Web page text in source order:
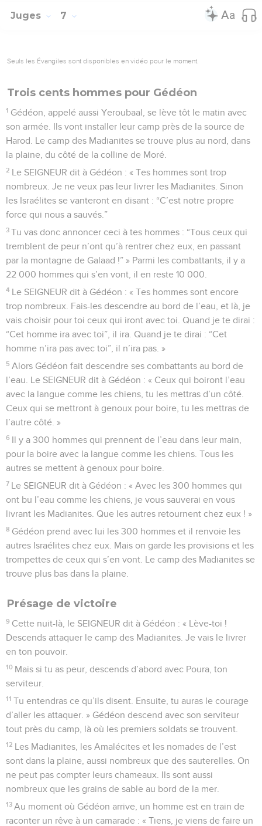
Juges 7
Seuls les Évangiles sont disponibles en vidéo pour le moment.
Trois cents hommes pour Gédéon
1 Gédéon, appelé aussi Yeroubaal, se lève tôt le matin avec
son armée. Ils vont installer leur camp près de la source de
Harod. Le camp des Madianites se trouve plus au nord, dans
la plaine, du côté de la colline de Moré.
2 Le SEIGNEUR dit à Gédéon : « Tes hommes sont trop
nombreux. Je ne veux pas leur livrer les Madianites. Sinon
les Israélites se vanteront en disant : “C’est notre propre
force qui nous a sauvés.”
3 Tu vas donc annoncer ceci à tes hommes : “Tous ceux qui
tremblent de peur n’ont qu’à rentrer chez eux, en passant
par la montagne de Galaad !” » Parmi les combattants, il y a
22 000 hommes qui s’en vont, il en reste 10 000.
4 Le SEIGNEUR dit à Gédéon : « Tes hommes sont encore
trop nombreux. Fais-les descendre au bord de l’eau, et là, je
vais choisir pour toi ceux qui iront avec toi. Quand je te dirai :
“Cet homme ira avec toi”, il ira. Quand je te dirai : “Cet
homme n’ira pas avec toi”, il n’ira pas. »
5 Alors Gédéon fait descendre ses combattants au bord de
l’eau. Le SEIGNEUR dit à Gédéon : « Ceux qui boiront l’eau
avec la langue comme les chiens, tu les mettras d’un côté.
Ceux qui se mettront à genoux pour boire, tu les mettras de
l’autre côté. »
6 Il y a 300 hommes qui prennent de l’eau dans leur main,
pour la boire avec la langue comme les chiens. Tous les
autres se mettent à genoux pour boire.
7 Le SEIGNEUR dit à Gédéon : « Avec les 300 hommes qui
ont bu l’eau comme les chiens, je vous sauverai en vous
livrant les Madianites. Que les autres retournent chez eux ! »
8 Gédéon prend avec lui les 300 hommes et il renvoie les
autres Israélites chez eux. Mais on garde les provisions et les
trompettes de ceux qui s’en vont. Le camp des Madianites se
trouve plus bas dans la plaine.
Présage de victoire
9 Cette nuit-là, le SEIGNEUR dit à Gédéon : « Lève-toi !
Descends attaquer le camp des Madianites. Je vais le livrer
en ton pouvoir.
10 Mais si tu as peur, descends d’abord avec Poura, ton
serviteur.
11 Tu entendras ce qu’ils disent. Ensuite, tu auras le courage
d’aller les attaquer. » Gédéon descend avec son serviteur
tout près du camp, là où les premiers soldats se trouvent.
12 Les Madianites, les Amalécites et les nomades de l’est
sont dans la plaine, aussi nombreux que des sauterelles. On
ne peut pas compter leurs chameaux. Ils sont aussi
nombreux que les grains de sable au bord de la mer.
13 Au moment où Gédéon arrive, un homme est en train de
raconter un rêve à un camarade : « Tiens, je viens de faire un